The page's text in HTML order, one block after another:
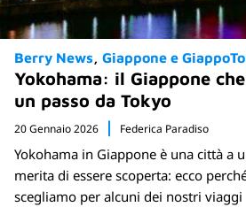
Berry News Giappone e
Yokohama: il Giappone
un passo da Tokyo
20 Gennaio 2026 Federica Paradiso
Yokohama in Giappone è una città a
merita di essere scoperta: ecco
scegliamo per alcuni dei nostri viaggi